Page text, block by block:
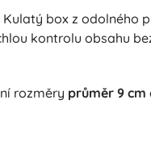
box z odolného
kontrolu obsahu
rozměry průměr 9 cm